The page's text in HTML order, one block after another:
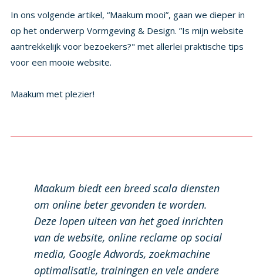
In ons volgende artikel, “Maakum mooi”, gaan we dieper in
op het onderwerp Vormgeving & Design. ”Is mijn website
aantrekkelijk voor bezoekers?" met allerlei praktische tips
voor een mooie website.
Maakum met plezier!
Maakum biedt een breed scala diensten
om online beter gevonden te worden.
Deze lopen uiteen van het goed inrichten
van de website, online reclame op social
media, Google Adwords, zoekmachine
optimalisatie, trainingen en vele andere